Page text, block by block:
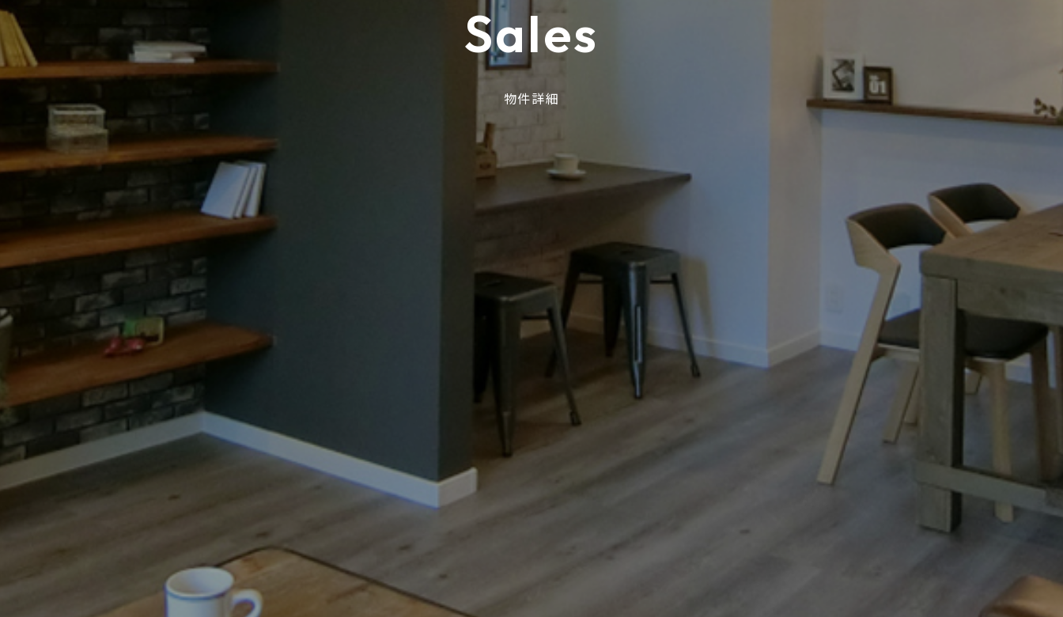
Sales
物件詳細